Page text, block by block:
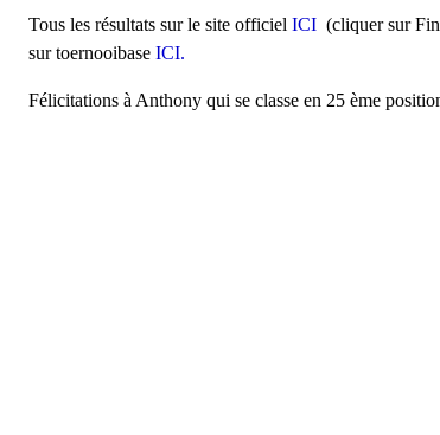
Tous les résultats sur le site officiel ICI (cliquer sur
sur toernooibase ICI.
Félicitations à Anthony qui se classe en 25 ème